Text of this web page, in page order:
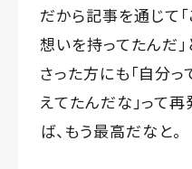
だから記事を通じて
想いを持ってたんだ
さった方にも「自分
えてたんだな」って
ば、もう最高だなと。